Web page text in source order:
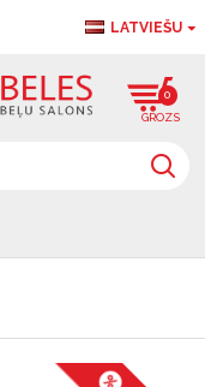
LATVIEŠU
0